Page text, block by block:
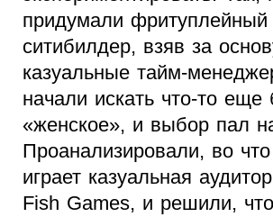
придумали фритуплейный
ситибилдер, взяв за
казуальные тайм-
начали искать что-то еще
«женское», и выбор пал
Проанализировали, во
играет казуальная
Fish Games, и решили, что